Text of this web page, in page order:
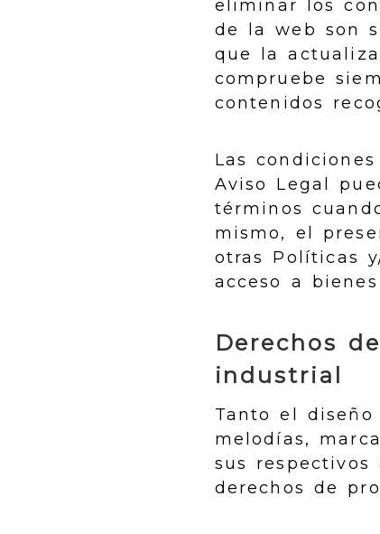
eliminar los
de la web son
que la
compruebe
contenidos
Las
Aviso Legal
términos
mismo, el
otras Políticas
acceso a
Derechos
industrial
Tanto el
melodías,
sus
derechos de